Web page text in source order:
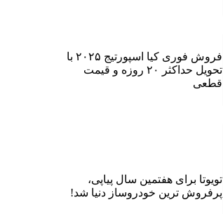
فروش فوری کیا اسپورتیج ۲۰۲۵ با
تحویل حداکثر ۲۰ روزه و قیمت
قطعی
تویوتا برای هفتمین سال پیاپی،
پرفروش ترین خودروساز دنیا شد!